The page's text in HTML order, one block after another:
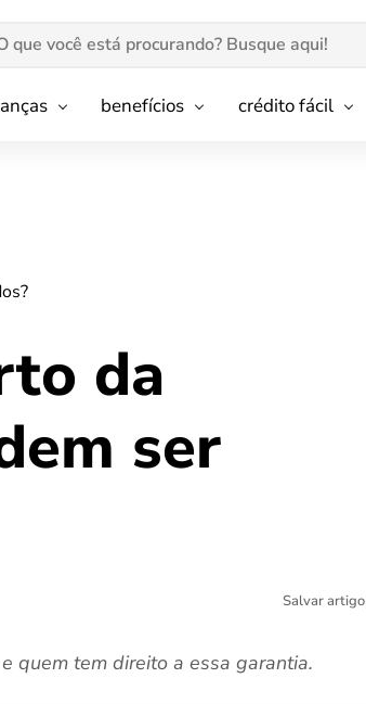
benefícios crédito fácil
da
ser
Salvar artigo
quem tem direito a essa garantia.